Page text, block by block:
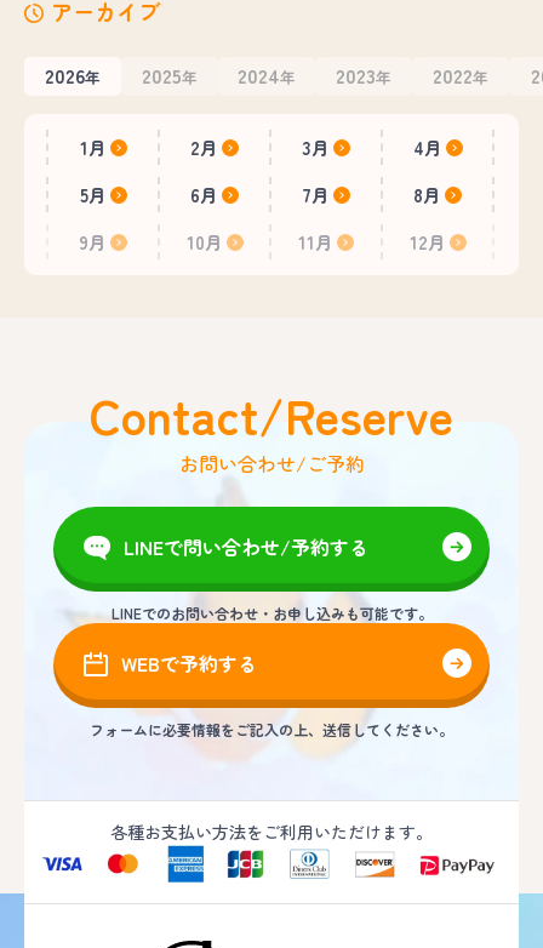
アーカイブ
2026年 2025年 2024年 2023年 2022年
1月 2月 3月
4月
5月
6月 7月
8月
9月
10月 11月 12月
Contact/Reserve
お問い合わせ/ご予約
LINEで問い合わせ/予約する
LINEでのお問い合わせ・お申し込みも可能です。
WEBで予約する
フォームに必要情報をご記入の上、送信してください。
各種お支払い方法をご利用いただけます。